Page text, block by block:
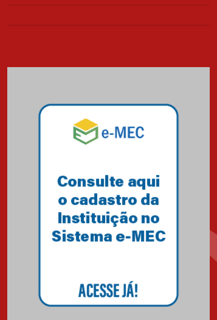
UTI's inteligentes
Pós-Asco: evento do HUEM
debate novidades sobre
estudos e tratamentos contra
o câncer
MackPesquisa 2026 prorroga
inscrições até 14 de agosto
15.06.2026